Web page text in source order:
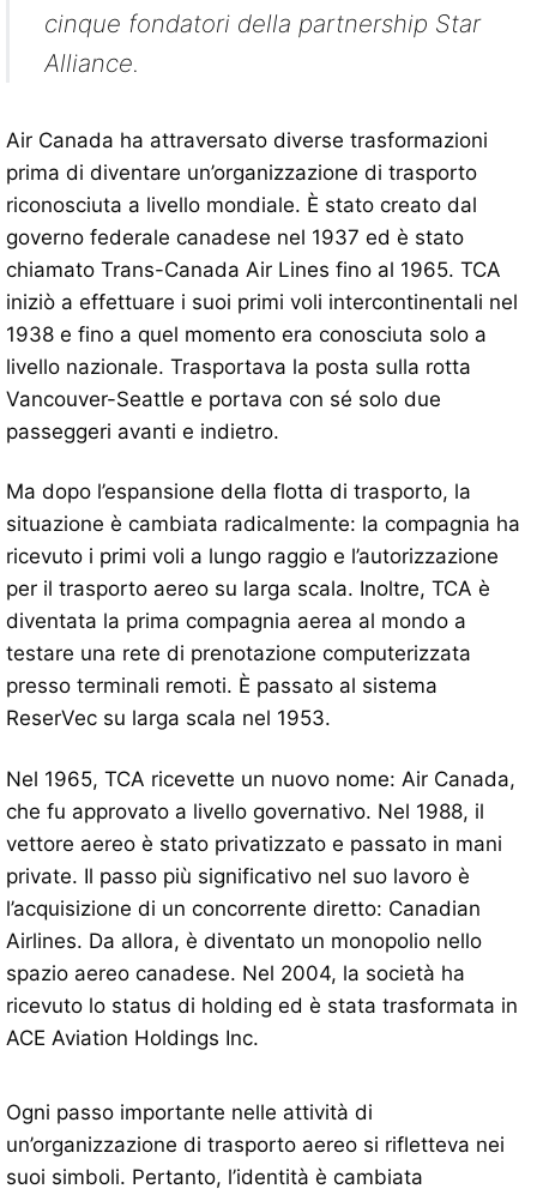
cinque fondatori della partnership Star
Alliance.
Air Canada ha attraversato diverse trasformazioni
prima di diventare un’organizzazione di trasporto
riconosciuta a livello mondiale. È stato creato dal
governo federale canadese nel 1937 ed è stato
chiamato Trans-Canada Air Lines fino al 1965. TCA
iniziò a effettuare i suoi primi voli intercontinentali nel
1938 e fino a quel momento era conosciuta solo a
livello nazionale. Trasportava la posta sulla rotta
Vancouver-Seattle e portava con sé solo due
passeggeri avanti e indietro.
Ma dopo l’espansione della flotta di trasporto, la
situazione è cambiata radicalmente: la compagnia ha
ricevuto i primi voli a lungo raggio e l’autorizzazione
per il trasporto aereo su larga scala. Inoltre, TCA è
diventata la prima compagnia aerea al mondo a
testare una rete di prenotazione computerizzata
presso terminali remoti. È passato al sistema
ReserVec su larga scala nel 1953.
Nel 1965, TCA ricevette un nuovo nome: Air Canada,
che fu approvato a livello governativo. Nel 1988, il
vettore aereo è stato privatizzato e passato in mani
private. Il passo più significativo nel suo lavoro è
l’acquisizione di un concorrente diretto: Canadian
Airlines. Da allora, è diventato un monopolio nello
spazio aereo canadese. Nel 2004, la società ha
ricevuto lo status di holding ed è stata trasformata in
ACE Aviation Holdings Inc.
Ogni passo importante nelle attività di
un’organizzazione di trasporto aereo si rifletteva nei
suoi simboli. Pertanto, l’identità è cambiata